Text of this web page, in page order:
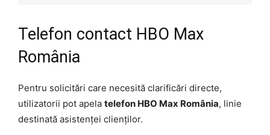
Telefon contact HBO Max
România
Pentru solicitări care necesită clarificări directe,
utilizatorii pot apela telefon HBO Max România, linie
destinată asistenței clienților.